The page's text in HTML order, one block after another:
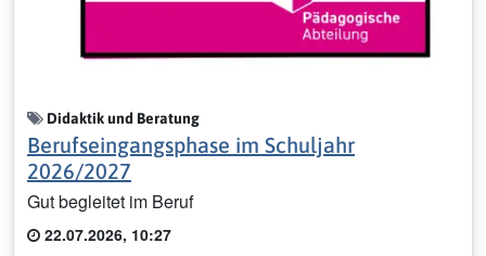
Didaktik und Beratung
Berufseingangsphase im Schuljahr
2026/2027
Gut begleitet im Beruf
22.07.2026, 10:27